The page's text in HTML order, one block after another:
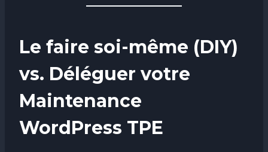
Le faire soi-même (DIY)
vs. Déléguer votre
Maintenance
WordPress TPE